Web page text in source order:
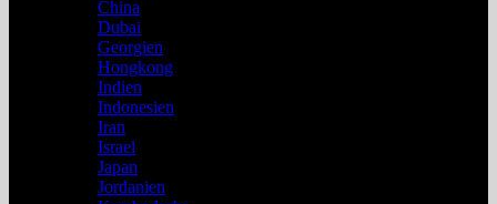
China
Dubai
Georgien
Hongkong
Indien
Indonesien
Iran
Israel
Japan
Jordanien